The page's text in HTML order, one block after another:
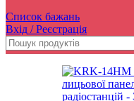
Список бажань
Вхід / Реєстрація